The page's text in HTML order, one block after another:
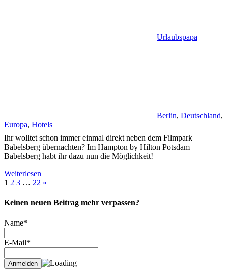
Urlaubspapa
Berlin, Deutschland,
Europa, Hotels
Ihr wolltet schon immer einmal direkt neben dem Filmpark
Babelsberg übernachten? Im Hampton by Hilton Potsdam
Babelsberg habt ihr dazu nun die Möglichkeit!
Weiterlesen
Seitennummerierung
der
1 2 3 … 22 Nächste
»
Keinen neuen Beitrag mehr verpassen?
Name*
E-Mail*